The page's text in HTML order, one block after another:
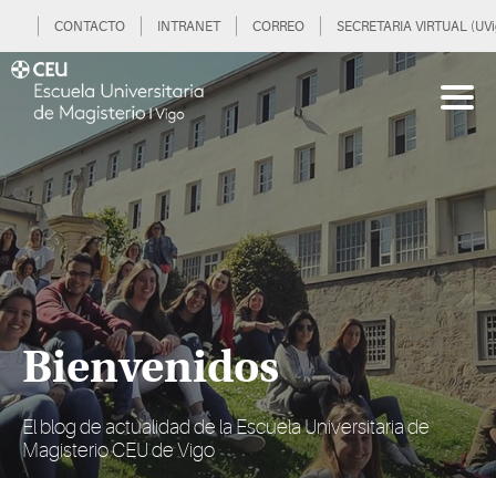
CONTACTO INTRANET CORREO SECRETARIA VIRTUAL
Bienvenidos
El blog de actualidad de la Escuela Universitaria de
Magisterio CEU de Vigo